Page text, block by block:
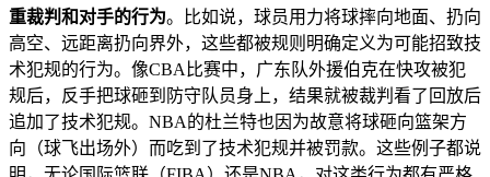
重裁判和对手的行为。比如说，球员用力将球摔向地面、扔向
高空、远距离扔向界外，这些都被规则明确定义为可能招致技
术犯规的行为。像CBA比赛中，广东队外援伯克在快攻被犯
规后，反手把球砸到防守队员身上，结果就被裁判看了回放后
追加了技术犯规。NBA的杜兰特也因为故意将球砸向篮架方
向（球飞出场外）而吃到了技术犯规并被罚款。这些例子都说